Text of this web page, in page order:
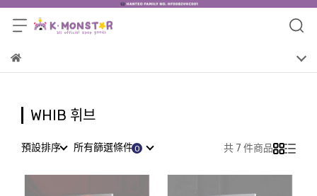
WHIB 휘브
預設排序 所有篩選條件 共 7 件商品